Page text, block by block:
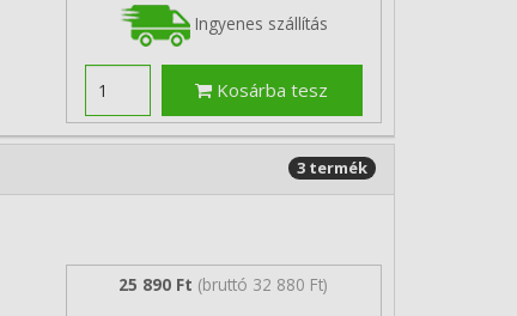
Ingyenes szállítás
Kosárba tesz
3 termék
25 890 Ft (bruttó 32 880 Ft)